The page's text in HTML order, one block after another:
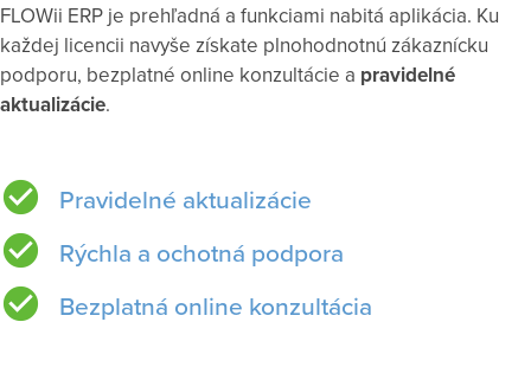
FLOWii ERP je prehľadná a funkciami nabitá aplikácia. Ku
každej licencii navyše získate plnohodnotnú zákaznícku
podporu, bezplatné online konzultácie a pravidelné
aktualizácie.
Pravidelné aktualizácie
Rýchla a ochotná podpora
Bezplatná online konzultácia